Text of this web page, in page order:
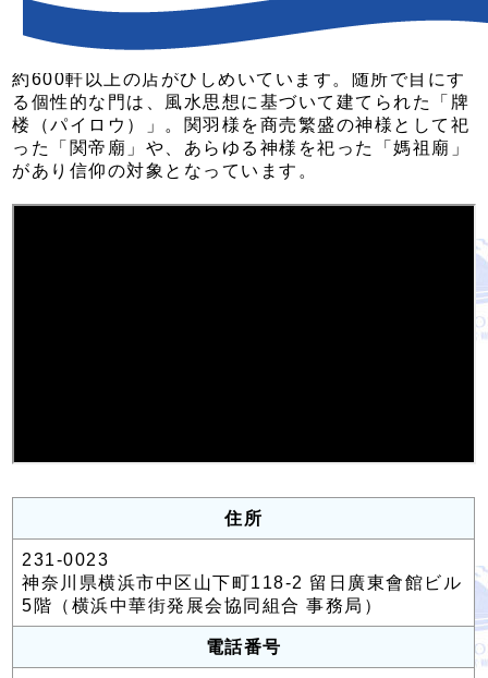
に次第に形成されていきました。
現在では、世界最大級の規模を誇る横浜中華街には、
約600軒以上の店がひしめいています。随所で目にす
る個性的な門は、風水思想に基づいて建てられた「牌
楼（パイロウ）」。関羽様を商売繁盛の神様として祀
った「関帝廟」や、あらゆる神様を祀った「媽祖廟」
があり信仰の対象となっています。
住所
231-0023
神奈川県横浜市中区山下町118-2 留日廣東會館ビル
5階（横浜中華街発展会協同組合 事務局）
電話番号